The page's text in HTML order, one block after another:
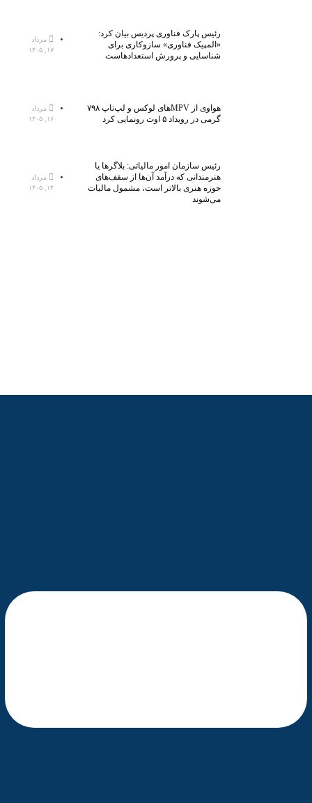
رئیس پارک فناوری پردیس بیان کرد:
«المپیک فناوری» سازوکاری برای
شناسایی و پرورش استعدادهاست
مرداد
۱۷, ۱۴۰۵
هواوی از MPVهای لوکس و لپ‌تاپ ۷۹۸
گرمی در رویداد ۵ اوت رونمایی کرد
مرداد
۱۶, ۱۴۰۵
رئیس سازمان امور مالیاتی: بلاگر‌ها یا
هنرمندانی که درآمد آن‌ها از سقف‌های
حوزه هنری بالاتر است، مشمول مالیات
می‌شوند
مرداد
۱۴, ۱۴۰۵